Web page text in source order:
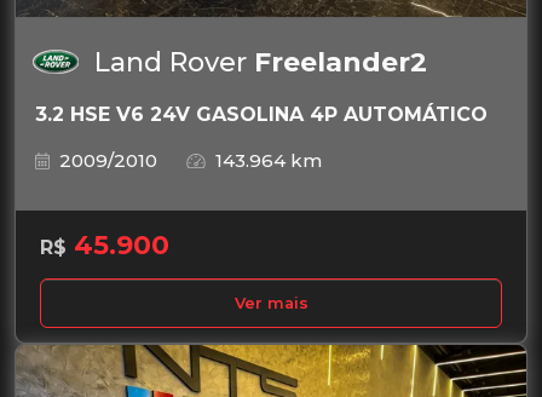
Land Rover Freelander2
3.2 HSE V6 24V GASOLINA 4P AUTOMÁTICO
2009/2010
143.964 km
R$ 45.900
Ver mais